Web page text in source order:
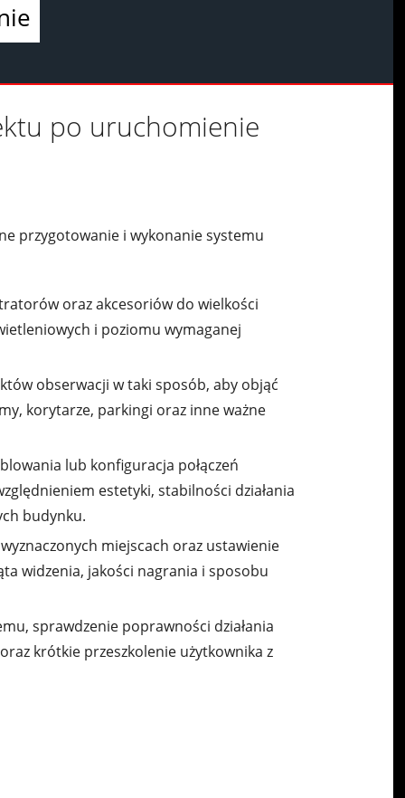
po uruchomienie
przygotowanie i wykonanie systemu
oraz akcesoriów do wielkości
i poziomu wymaganej
obserwacji w taki sposób, aby objąć
korytarze, parkingi oraz inne ważne
lub konfiguracja połączeń
estetyki, stabilności działania
budynku.
miejscach oraz ustawienie
widzenia, jakości nagrania i sposobu
sprawdzenie poprawności działania
krótkie przeszkolenie użytkownika z